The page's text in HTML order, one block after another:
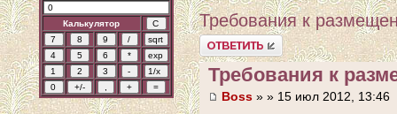
Калькулятор Требования к
Ответить
Требования к
Boss » » 15 июл 2012, 13:46